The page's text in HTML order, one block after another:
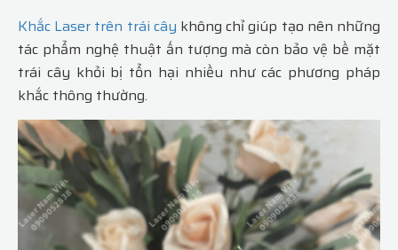
Khắc Laser trên trái cây không chỉ giúp tạo nên những
tác phẩm nghệ thuật ấn tượng mà còn bảo vệ bề mặt
trái cây khỏi bị tổn hại nhiều như các phương pháp
khắc thông thường.